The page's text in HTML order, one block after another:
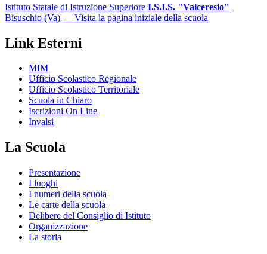
Istituto Statale di Istruzione Superiore I.S.I.S. "Valceresio"
Bisuschio (Va) — Visita la pagina iniziale della scuola
Link Esterni
MIM
Ufficio Scolastico Regionale
Ufficio Scolastico Territoriale
Scuola in Chiaro
Iscrizioni On Line
Invalsi
La Scuola
Presentazione
I luoghi
I numeri della scuola
Le carte della scuola
Delibere del Consiglio di Istituto
Organizzazione
La storia